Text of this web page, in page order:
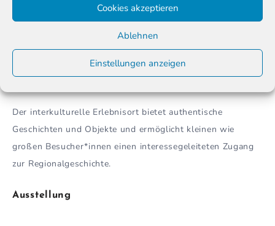
Cookies akzeptieren
Ablehnen
Einstellungen anzeigen
Die Arbeit des Museums richtet sich vor allem an Kinder
und Jugendliche von 10 bis 18 Jahren. Es gibt jedoch auch
Angebote für Vorschulkinder, Familien und Menschen mit
besonderen Bedürfnissen. Es wird großen Wert auf
Der interkulturelle Erlebnisort bietet authentische
Geschichten und Objekte und ermöglicht kleinen wie
großen Besucher*innen einen interesse­geleiteten Zugang
zur Regionalgeschichte.
Ausstellung